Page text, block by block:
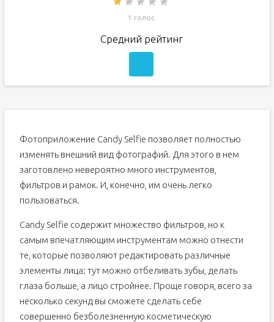
1 голос
Средний рейтинг
Фотоприложение Candy Selfie позволяет полностью
изменять внешний вид фотографий. Для этого в нем
заготовлено невероятно много инструментов,
фильтров и рамок. И, конечно, им очень легко
пользоваться.
Candy Selfie содержит множество фильтров, но к
самым впечатляющим инструментам можно отнести
те, которые позволяют редактировать различные
элементы лица: тут можно отбеливать зубы, делать
глаза больше, а лицо стройнее. Проще говоря, всего за
несколько секунд вы сможете сделать себе
совершенно безболезненную косметическую